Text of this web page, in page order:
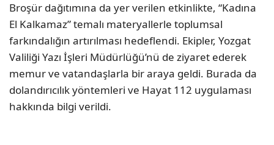
Broşür dağıtımına da yer verilen etkinlikte, “Kadına
El Kalkamaz” temalı materyallerle toplumsal
farkındalığın artırılması hedeflendi. Ekipler, Yozgat
Valiliği Yazı İşleri Müdürlüğü’nü de ziyaret ederek
memur ve vatandaşlarla bir araya geldi. Burada da
dolandırıcılık yöntemleri ve Hayat 112 uygulaması
hakkında bilgi verildi.